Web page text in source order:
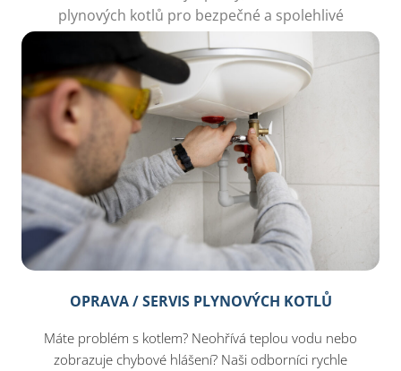
plynových kotlů pro bezpečné a spolehlivé
vytápění.
OPRAVA / SERVIS PLYNOVÝCH KOTLŮ
Máte problém s kotlem? Neohřívá teplou vodu nebo
zobrazuje chybové hlášení? Naši odborníci rychle